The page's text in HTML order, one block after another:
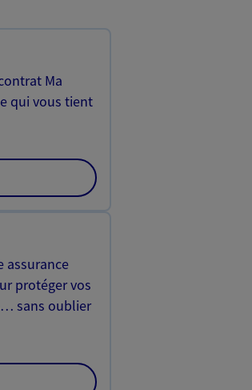
Ma
qui vous tient
assurance
protéger vos
sans oublier